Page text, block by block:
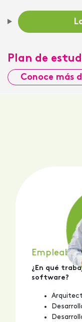
La
Plan de
Conoce más
¿En qué
software?